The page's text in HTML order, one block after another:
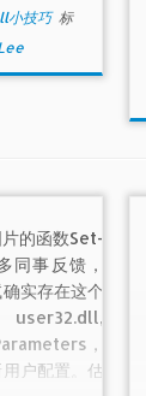
小技巧 标
的函数Set-
同事反馈，
实存在这个
，
户配置。估